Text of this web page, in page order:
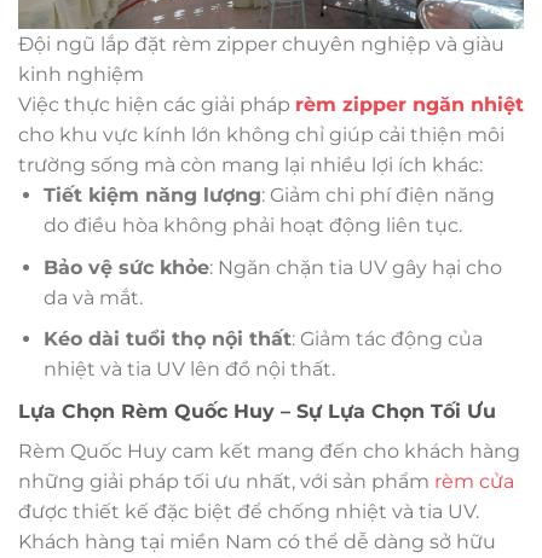
Đội ngũ lắp đặt rèm zipper chuyên nghiệp và giàu
kinh nghiệm
Việc thực hiện các giải pháp rèm zipper ngăn nhiệt
cho khu vực kính lớn không chỉ giúp cải thiện môi
trường sống mà còn mang lại nhiều lợi ích khác:
Tiết kiệm năng lượng: Giảm chi phí điện năng
do điều hòa không phải hoạt động liên tục.
Bảo vệ sức khỏe: Ngăn chặn tia UV gây hại cho
da và mắt.
Kéo dài tuổi thọ nội thất: Giảm tác động của
nhiệt và tia UV lên đồ nội thất.
Lựa Chọn Rèm Quốc Huy – Sự Lựa Chọn Tối Ưu
Rèm Quốc Huy cam kết mang đến cho khách hàng
những giải pháp tối ưu nhất, với sản phẩm rèm cửa
được thiết kế đặc biệt để chống nhiệt và tia UV.
Khách hàng tại miền Nam có thể dễ dàng sở hữu